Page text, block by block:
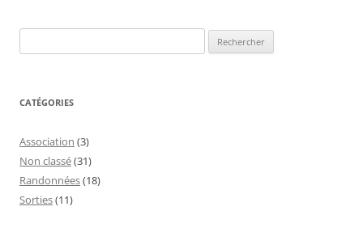
CATÉGORIES
Association (3)
Non classé(31)
Randonnées(18)
Sorties(11)